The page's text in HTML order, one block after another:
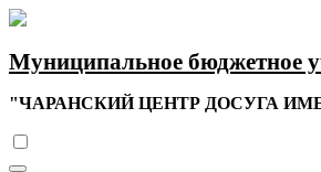
Перейти
содержимому
Муниципальное бюджетное
"ЧАРАНСКИЙ ЦЕНТР ДОСУГА